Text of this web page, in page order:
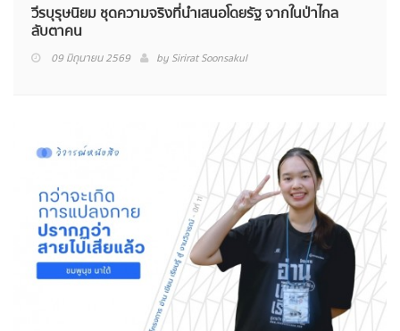
วีรบุรุษนิยม ชุดความจริงที่นำเสนอโดยรัฐ จากในป่าไกล
ลับตาคน
09 มิถุนายน 2569 by Sirirat Soonsakul